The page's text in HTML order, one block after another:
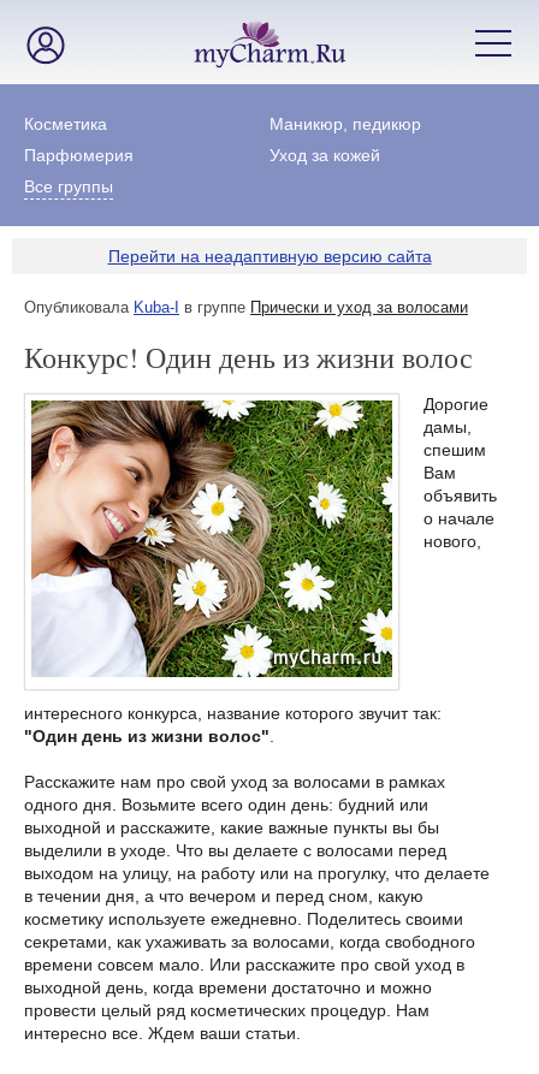
Косметика
Маникюр, педикюр
Парфюмерия
Уход за кожей
Все группы
Перейти на неадаптивную версию сайта
Опубликовала Kuba-I в группе Прически и уход за волосами
Конкурс! Один день из жизни волос
Дорогие
дамы,
спешим
Вам
объявить
о начале
нового,
интересного конкурса, название которого звучит так:
"Один день из жизни волос"
Расскажите нам про свой уход за волосами в рамках
одного дня. Возьмите всего один день: будний или
выходной и расскажите, какие важные пункты вы бы
выделили в уходе. Что вы делаете с волосами перед
выходом на улицу, на работу или на прогулку, что делаете
в течении дня, а что вечером и перед сном, какую
косметику используете ежедневно. Поделитесь своими
секретами, как ухаживать за волосами, когда свободного
времени совсем мало. Или расскажите про свой уход в
выходной день, когда времени достаточно и можно
провести целый ряд косметических процедур. Нам
интересно все. Ждем ваши статьи.